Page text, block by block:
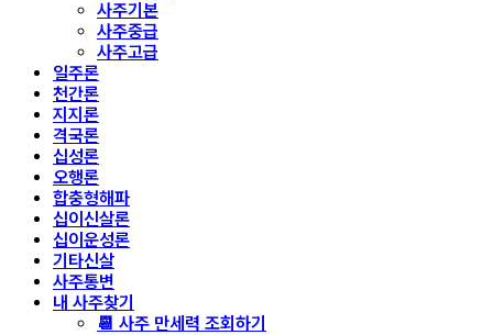
사주기본
사주중급
사주고급
일주론
천간론
지지론
격국론
십성론
오행론
합충형해파
십이신살론
십이운성론
기타신살
사주통변
내 사주찾기
📆 사주 만세력 조회하기